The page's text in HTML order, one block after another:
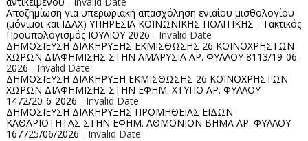
Αποζημίωση για υπερωριακή απασχόληση ενιαίου μισθολογίου
(μόνιμοι και ΙΔΑΧ) ΥΠΗΡΕΣΙΑ ΚΟΙΝΩΝΙΚΗΣ ΠΟΛΙΤΙΚΗΣ - Τακτικός
Προυπολογισμός ΙΟΥΛΙΟΥ 2026 - Invalid Date
ΔΗΜΟΣΙΕΥΣΗ ΔΙΑΚΗΡΥΞΗΣ ΕΚΜΙΣΘΩΣΗΣ 26 ΚΟΙΝΟΧΡΗΣΤΩΝ
ΧΩΡΩΝ ΔΙΑΦΗΜΙΣΗΣ ΣΤΗΝ ΑΜΑΡΥΣΙΑ ΑΡ. ΦΥΛΛΟΥ 8113/19-06-
2026 - Invalid Date
ΔΗΜΟΣΙΕΥΣΗ ΔΙΑΚΗΡΥΞΗ ΕΚΜΙΣΘΩΣΗΣ 26 ΚΟΙΝΟΧΡΗΣΤΩΝ
ΧΩΡΩΝ ΔΙΑΦΗΜΙΣΗΣ ΣΤΗΝ ΕΦΗΜ. ΧΤΥΠΟ ΑΡ. ΦΥΛΛΟΥ
1472/20-6-2026 - Invalid Date
ΔΗΜΟΣΙΕΥΣΗ ΔΙΑΚΗΡΥΞΗΣ ΠΡΟΜΗΘΕΙΑΣ ΕΙΔΩΝ
ΚΑΘΑΡΙΟΤΗΤΑΣ ΣΤΗΝ ΕΦΗΜ. ΑΘΜΟΝΙΟΝ ΒΗΜΑ ΑΡ. ΦΥΛΛΟΥ
167725/06/2026 - Invalid Date